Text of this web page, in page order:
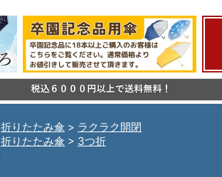
折りたたみ傘 > ラクラク開閉
折りたたみ傘 > 3つ折